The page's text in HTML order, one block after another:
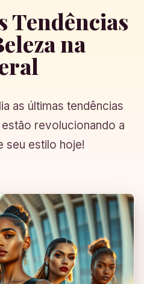
Tendências
na
as últimas tendências
revolucionando a
seu estilo hoje!